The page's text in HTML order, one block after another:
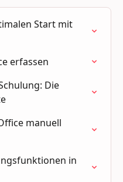
Start mit
erfassen
Die
manuell
in